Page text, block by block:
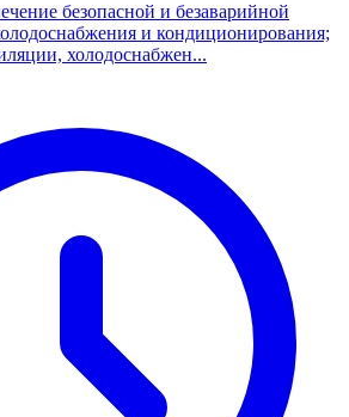
безопасной и безаварийной
и кондиционирования;
холодоснабжен...